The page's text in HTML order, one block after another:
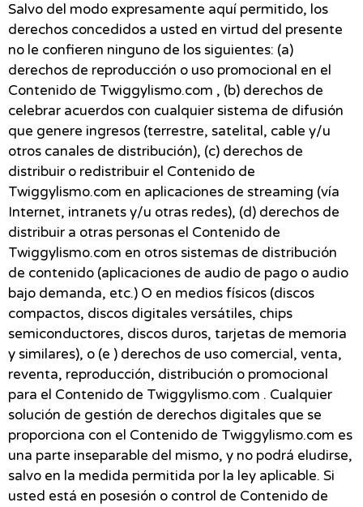
Salvo del modo expresamente aquí permitido, los
derechos concedidos a usted en virtud del presente
no le confieren ninguno de los siguientes: (a)
derechos de reproducción o uso promocional en el
Contenido de Twiggylismo.com , (b) derechos de
celebrar acuerdos con cualquier sistema de difusión
que genere ingresos (terrestre, satelital, cable y/u
otros canales de distribución), (c) derechos de
distribuir o redistribuir el Contenido de
Twiggylismo.com en aplicaciones de streaming (vía
Internet, intranets y/u otras redes), (d) derechos de
distribuir a otras personas el Contenido de
Twiggylismo.com en otros sistemas de distribución
de contenido (aplicaciones de audio de pago o audio
bajo demanda, etc.) O en medios físicos (discos
compactos, discos digitales versátiles, chips
semiconductores, discos duros, tarjetas de memoria
y similares), o (e ) derechos de uso comercial, venta,
reventa, reproducción, distribución o promocional
para el Contenido de Twiggylismo.com . Cualquier
solución de gestión de derechos digitales que se
proporciona con el Contenido de Twiggylismo.com es
una parte inseparable del mismo, y no podrá eludirse,
salvo en la medida permitida por la ley aplicable. Si
usted está en posesión o control de Contenido de